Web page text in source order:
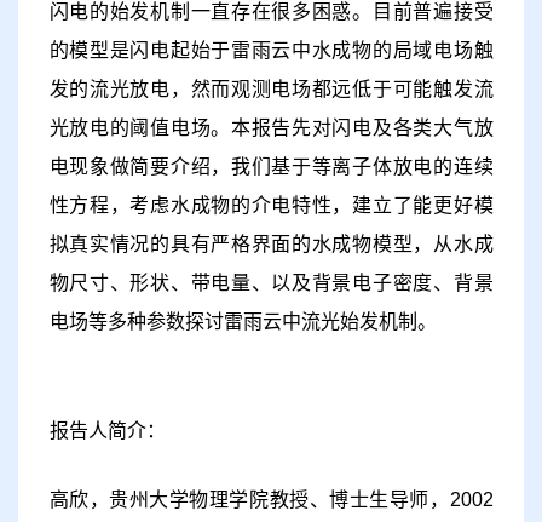
闪电的始发机制一直存在很多困惑。目前普遍接受
的模型是闪电起始于雷雨云中水成物的局域电场触
发的流光放电，然而观测电场都远低于可能触发流
光放电的阈值电场。本报告先对闪电及各类大气放
电现象做简要介绍，我们基于等离子体放电的连续
性方程，考虑水成物的介电特性，建立了能更好模
拟真实情况的具有严格界面的水成物模型，从水成
物尺寸、形状、带电量、以及背景电子密度、背景
电场等多种参数探讨雷雨云中流光始发机制。
报告人简介：
高欣，贵州大学物理学院教授、博士生导师， 2002